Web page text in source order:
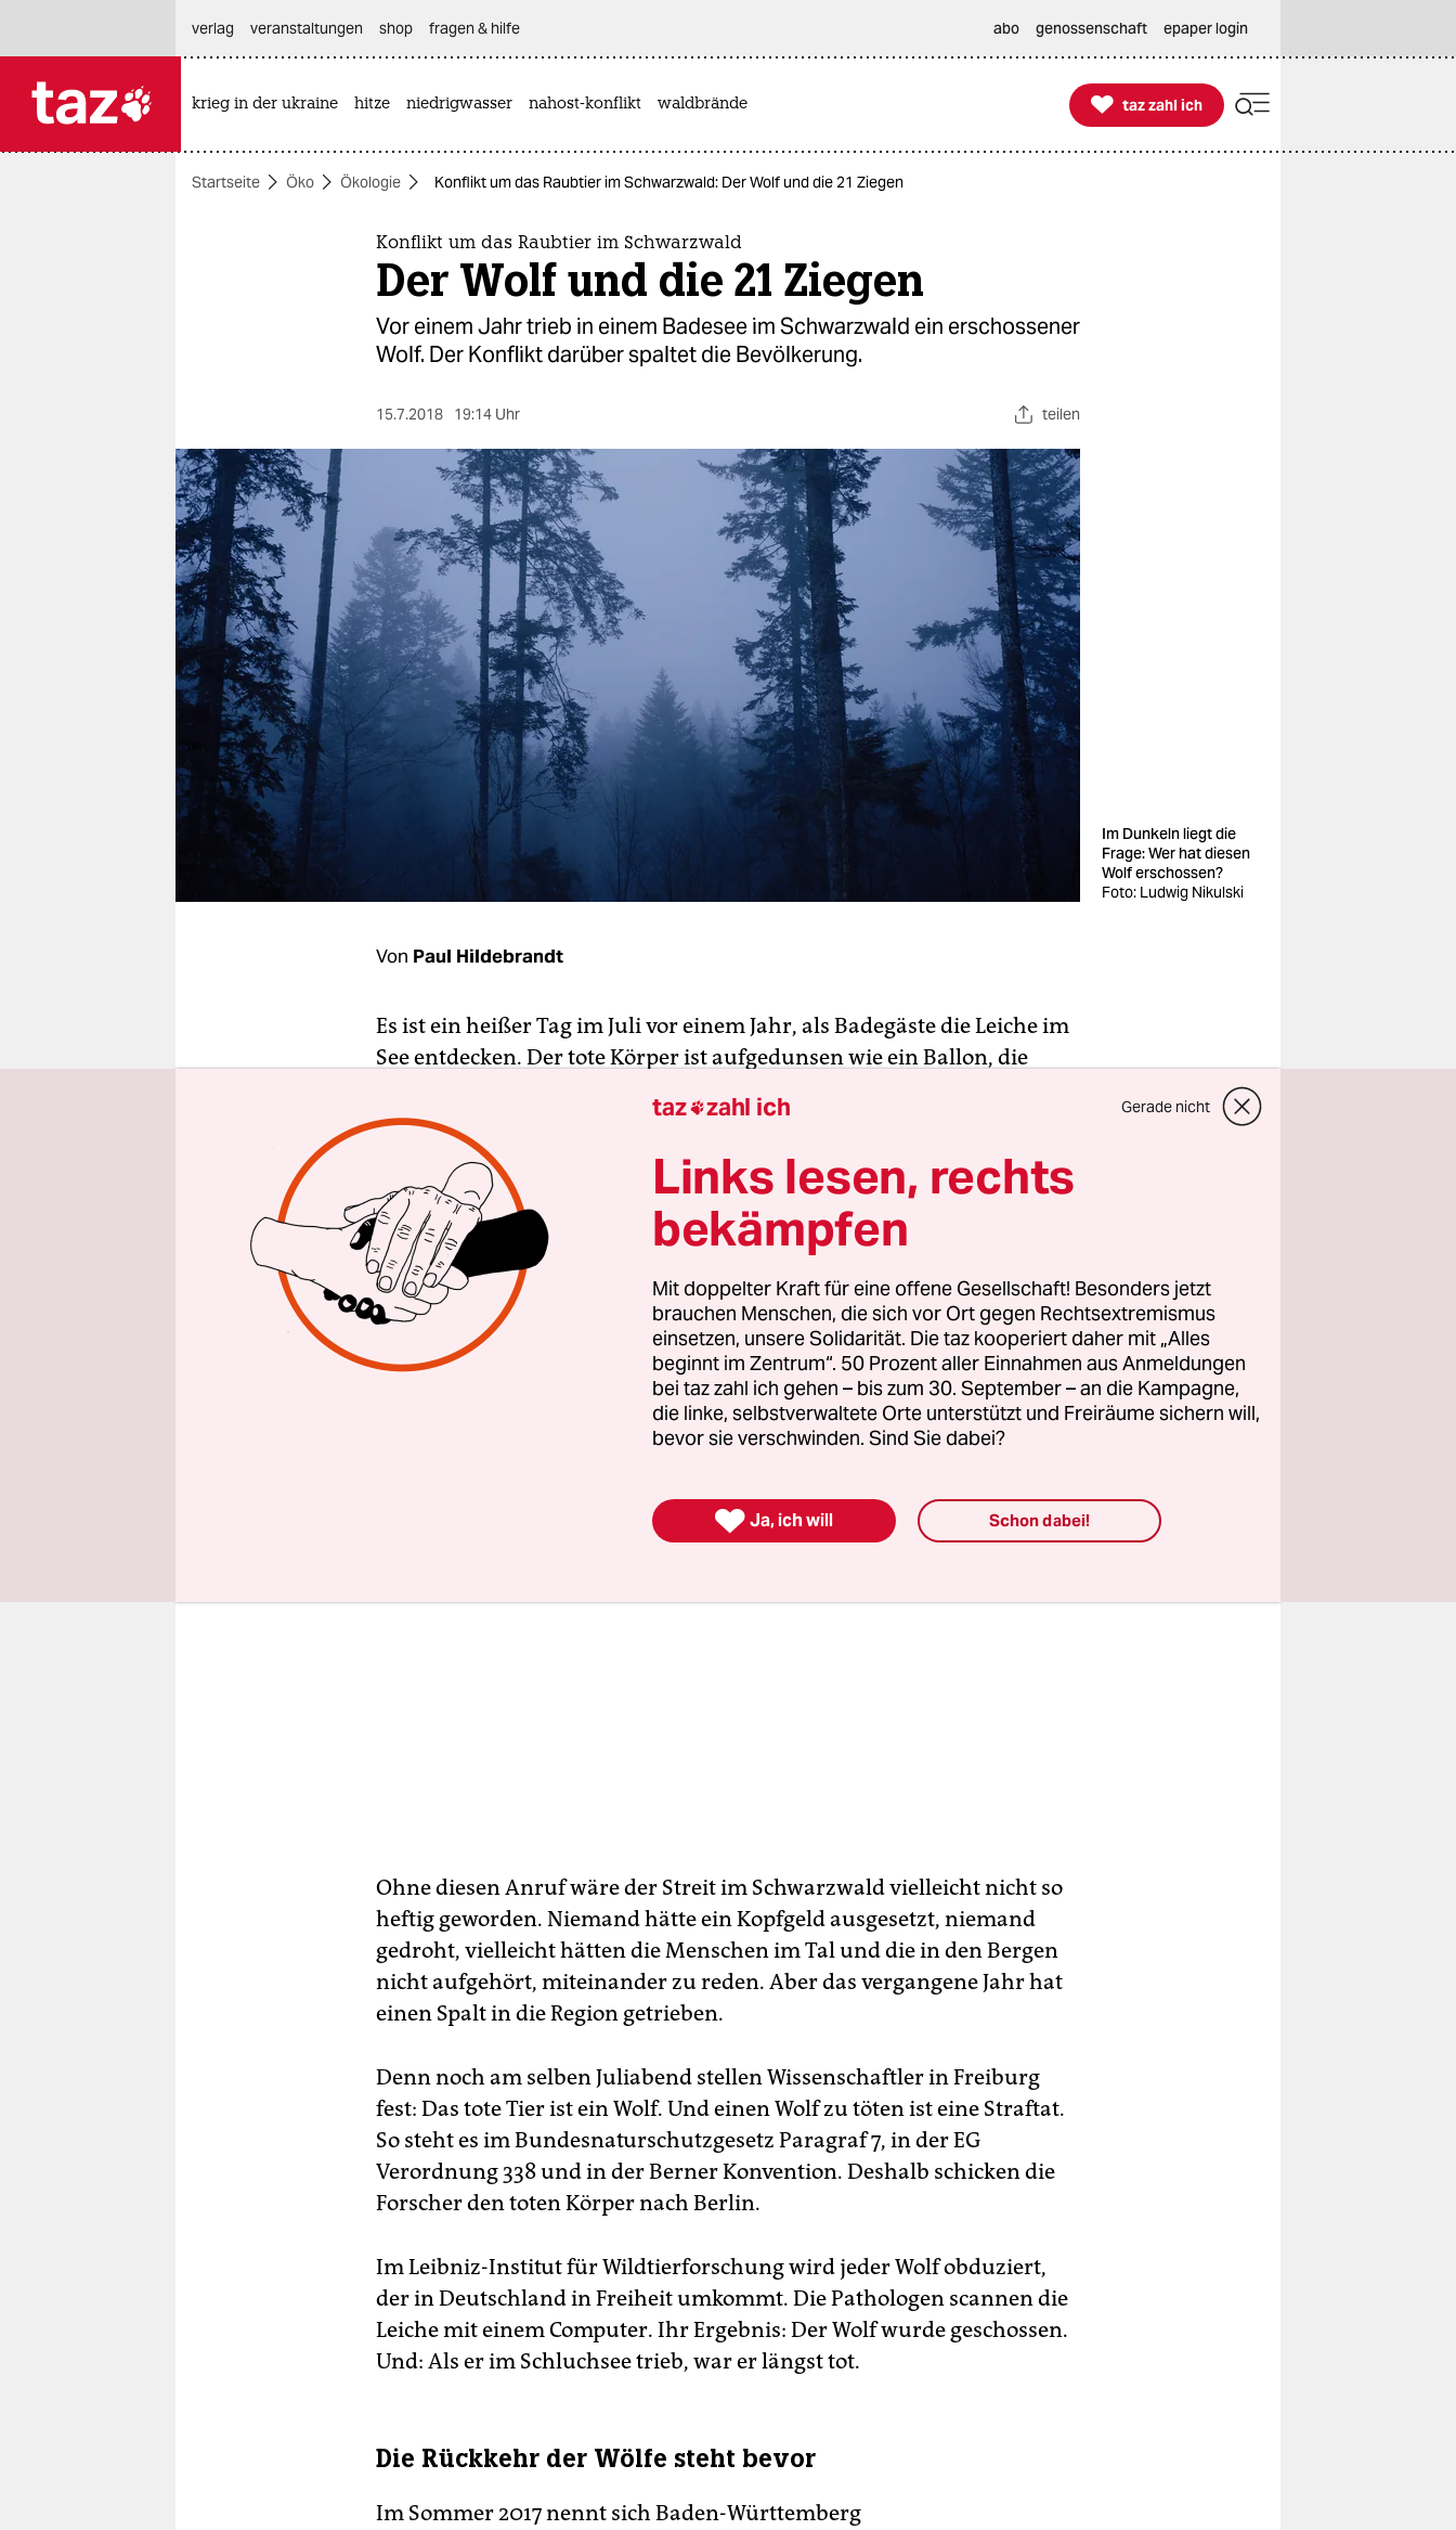
themen
berlin
nord
wahrheit
verlag
verlag
veranstaltungen
shop
fragen & hilfe
unterstützen
verlag
veranstaltungen shop fragen & hilfe abo genossenschaft epaper login
krieg in der ukraine hitze niedrigwasser nahost-konflikt waldbrände 
taz zahl ich
taz zahl ich
Startseite Öko Ökologie Konflikt um das Raubtier im Schwarzwald: Der Wolf und die 21 Ziegen
Konflikt um das Raubtier im Schwarzwald
Der Wolf und die 21 Ziegen
Vor einem Jahr trieb in einem Badesee im Schwarzwald ein erschossener
Wolf. Der Konflikt darüber spaltet die Bevölkerung.
15.7.2018 19:14 Uhr teilen
Im Dunkeln liegt die
Frage: Wer hat diesen
Wolf erschossen?
Foto: Ludwig Nikulski
Von Paul Hildebrandt
Es ist ein heißer Tag im Juli vor einem Jahr, als Badegäste die Leiche im
See entdecken. Der tote Körper ist aufgedunsen wie ein ­Ballon, die
dem Wasser, sanfte ­Wellen treiben sie gegen die Staumauer des
Schluchsees im südlichen ­Schwarzwald. Touristen rufen die
Feuerwehr.
Das tote Tier erinnert die Feuerwehrleute an einen Schäferhund, groß
wie ein neugeborenes Kalb, deshalb bringen sie es zum Abdecker, er
soll den Körper entsorgen. Am nächsten Morgen bemerkt eine
Nachbarin das Tier auf dem Hof des Abdeckers. Sie sieht die großen
Zähne, die langen Ohren, den massigen Körper. Das ist kein Hund,
denkt sie, und ruft im 60 Kilometer entfernten Freiburg an. Dort gibt
es eine Meldestelle für Wildtiere.
Ohne diesen Anruf wäre der Streit im Schwarzwald vielleicht nicht so
heftig geworden. Niemand hätte ein Kopfgeld ausgesetzt, niemand
gedroht, vielleicht hätten die Menschen im Tal und die in den Bergen
nicht aufgehört, miteinander zu reden. Aber das vergangene Jahr hat
einen Spalt in die Region getrieben.
Denn noch am selben Juliabend stellen Wissenschaftler in Freiburg
fest: Das tote Tier ist ein Wolf. Und einen Wolf zu töten ist eine Straftat.
So steht es im Bundesnaturschutzgesetz Paragraf 7, in der EG
Verordnung 338 und in der Berner Konvention. Deshalb schicken die
Forscher den toten Körper nach Berlin.
Im Leibniz-Institut für Wildtierforschung wird jeder Wolf obduziert,
der in Deutschland in Freiheit umkommt. Die Pathologen scannen die
Leiche mit einem Computer. Ihr Ergebnis: Der Wolf wurde geschossen.
Und: Als er im Schluchsee trieb, war er längst tot.
Die Rückkehr der Wölfe steht bevor
Im Sommer 2017 nennt sich Baden-Württemberg
taz zahl ich Gerade nicht
Links lesen, rechts
bekämpfen
Mit doppelter Kraft für eine offene Gesellschaft! Besonders jetzt
brauchen Menschen, die sich vor Ort gegen Rechtsextremismus
einsetzen, unsere Solidarität. Die taz kooperiert daher mit „Alles
beginnt im Zentrum“. 50 Prozent aller Einnahmen aus Anmeldungen
bei taz zahl ich gehen – bis zum 30. September – an die Kampagne,
die linke, selbstverwaltete Orte unterstützt und Freiräume sichern will,
bevor sie verschwinden. Sind Sie dabei?
 Ja, ich will Schon dabei!